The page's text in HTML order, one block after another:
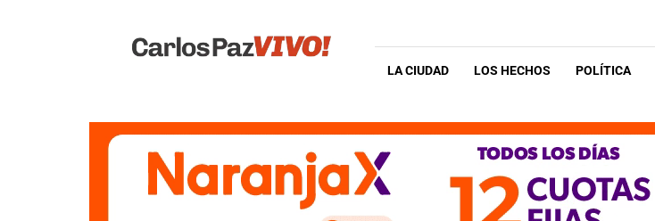
Vivo
LA CIUDAD LOS HECHOS POLÍTICA